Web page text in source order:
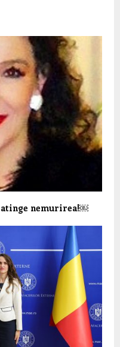
nemurirea!￼